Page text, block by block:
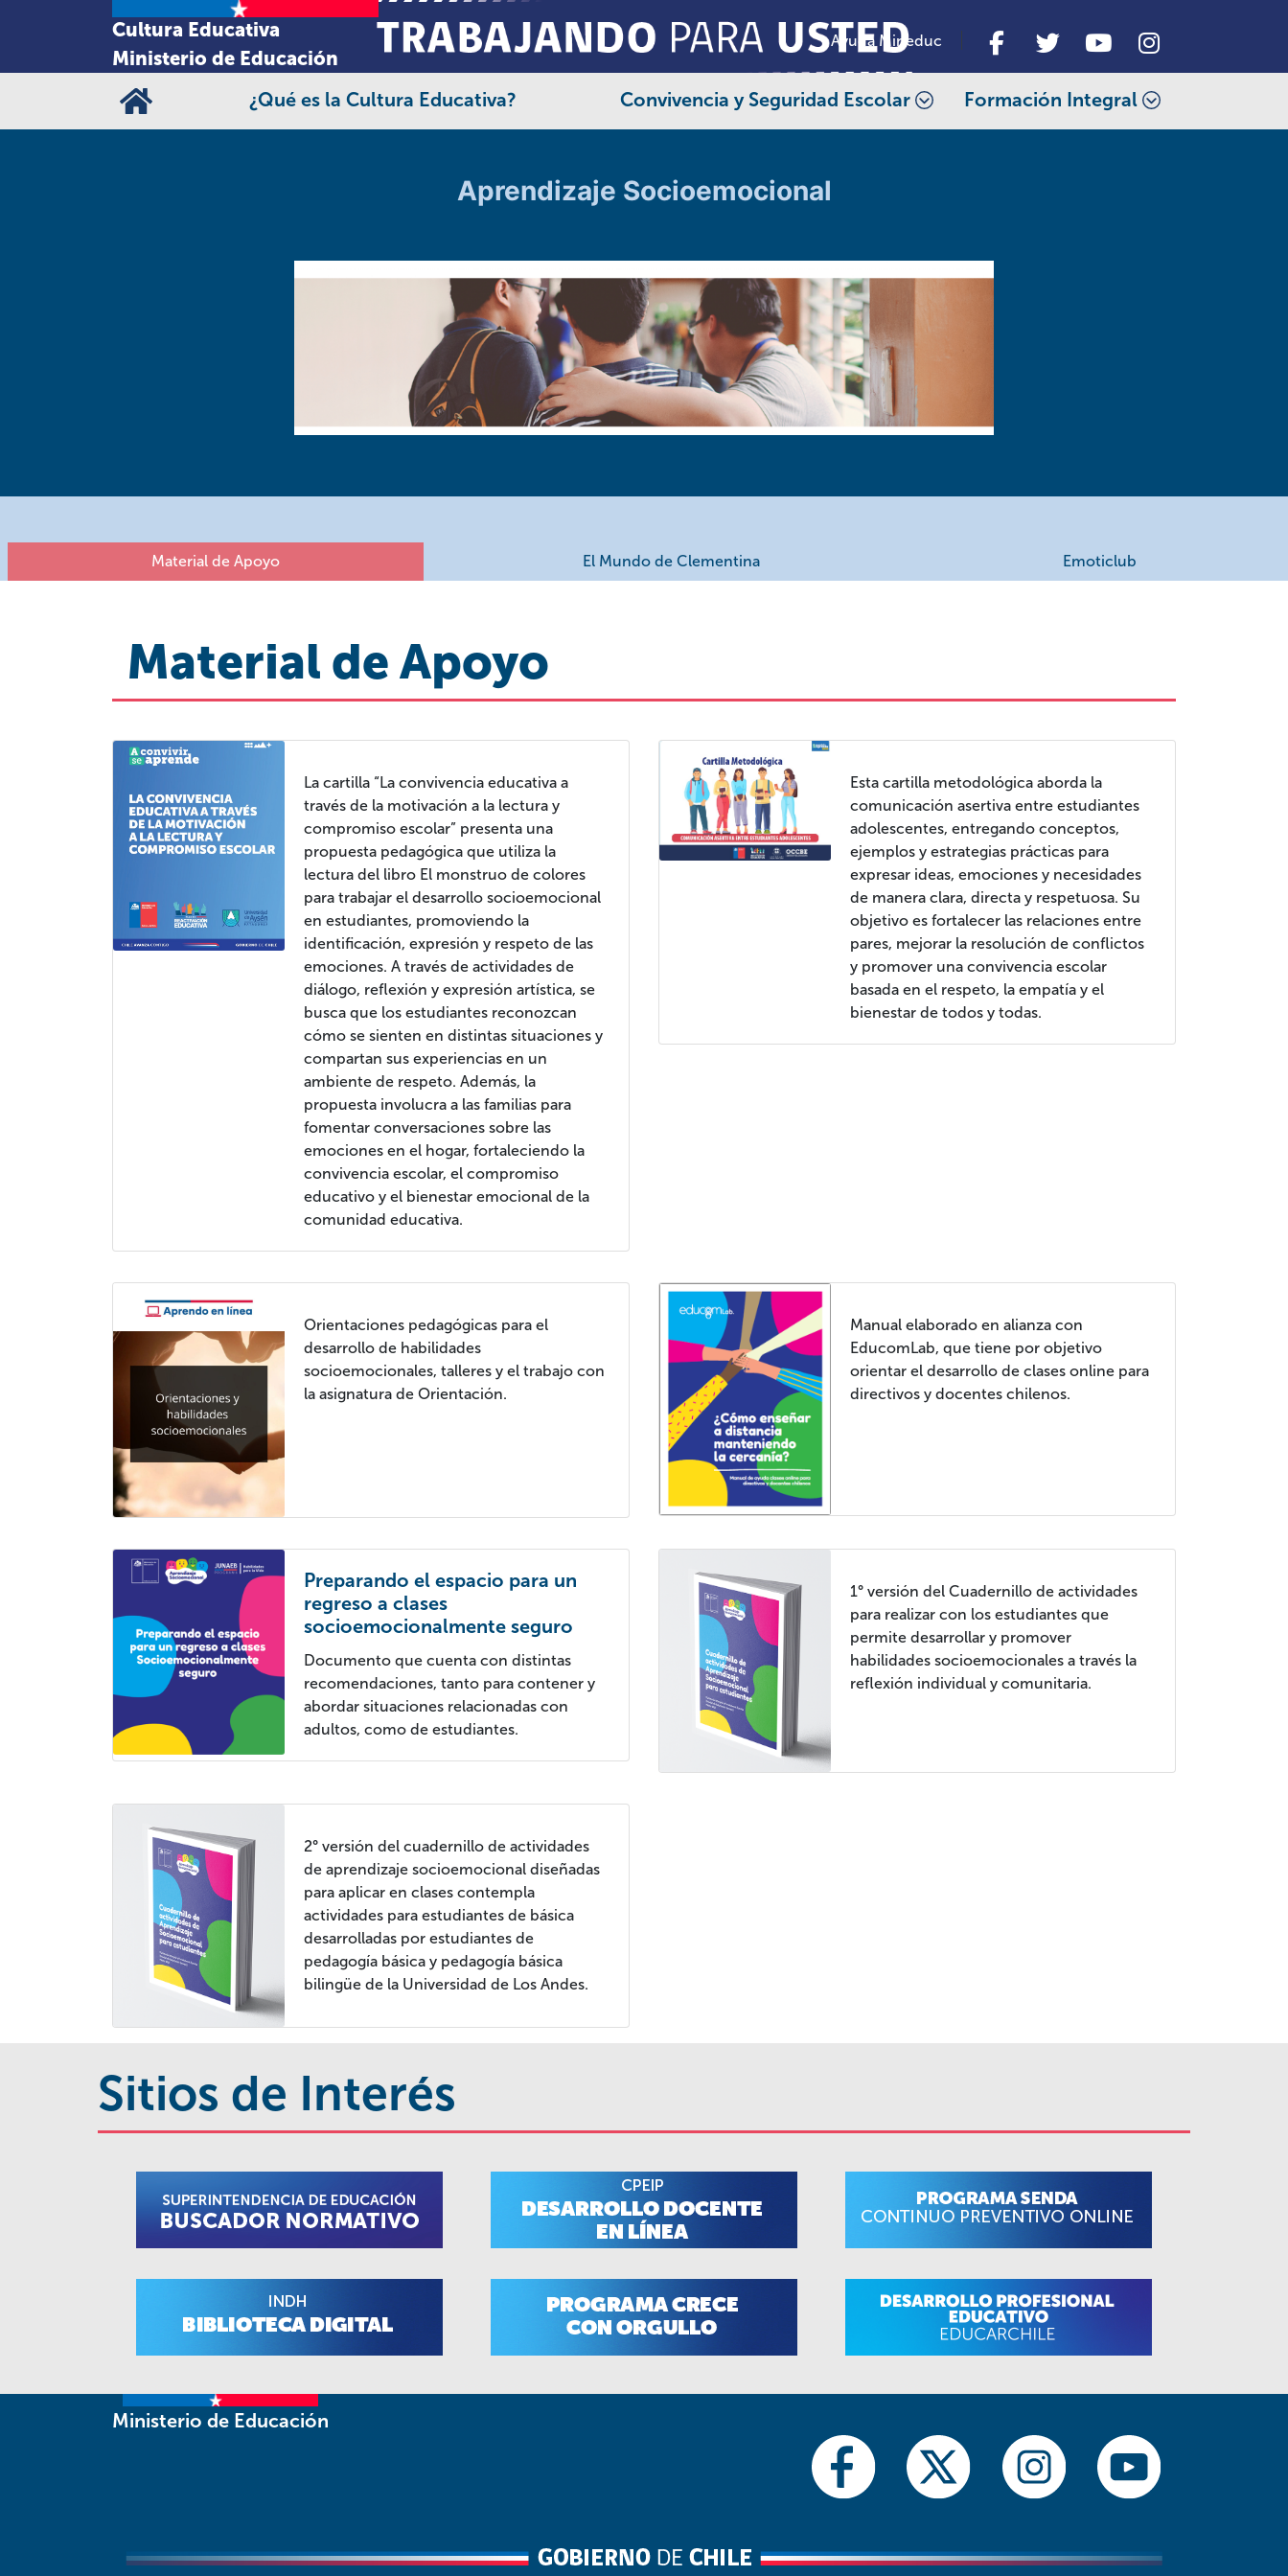
Cultura Educativa
Ministerio de Educación
Ayuda Mineduc
¿Qué es la Cultura Educativa? Convivencia y Seguridad Escolar Formación Integral
Aprendizaje Socioemocional
Material de Apoyo El Mundo de Clementina Emoticlub
Material de Apoyo
La cartilla “La convivencia educativa a
través de la motivación a la lectura y
compromiso escolar” presenta una
propuesta pedagógica que utiliza la
lectura del libro El monstruo de colores
para trabajar el desarrollo socioemocional
en estudiantes, promoviendo la
identificación, expresión y respeto de las
emociones. A través de actividades de
diálogo, reflexión y expresión artística, se
busca que los estudiantes reconozcan
cómo se sienten en distintas situaciones y
compartan sus experiencias en un
ambiente de respeto. Además, la
propuesta involucra a las familias para
fomentar conversaciones sobre las
emociones en el hogar, fortaleciendo la
convivencia escolar, el compromiso
educativo y el bienestar emocional de la
comunidad educativa.
Esta cartilla metodológica aborda la
comunicación asertiva entre estudiantes
adolescentes, entregando conceptos,
ejemplos y estrategias prácticas para
expresar ideas, emociones y necesidades
de manera clara, directa y respetuosa. Su
objetivo es fortalecer las relaciones entre
pares, mejorar la resolución de conflictos
y promover una convivencia escolar
basada en el respeto, la empatía y el
bienestar de todos y todas.
Orientaciones pedagógicas para el
desarrollo de habilidades
socioemocionales, talleres y el trabajo con
la asignatura de Orientación.
Manual elaborado en alianza con
EducomLab, que tiene por objetivo
orientar el desarrollo de clases online para
directivos y docentes chilenos.
Preparando el espacio para un
regreso a clases
socioemocionalmente seguro
Documento que cuenta con distintas
recomendaciones, tanto para contener y
abordar situaciones relacionadas con
adultos, como de estudiantes.
1° versión del Cuadernillo de actividades
para realizar con los estudiantes que
permite desarrollar y promover
habilidades socioemocionales a través la
reflexión individual y comunitaria.
2° versión del cuadernillo de actividades
de aprendizaje socioemocional diseñadas
para aplicar en clases contempla
actividades para estudiantes de básica
desarrolladas por estudiantes de
pedagogía básica y pedagogía básica
bilingüe de la Universidad de Los Andes.
Sitios de Interés
Ministerio de Educación